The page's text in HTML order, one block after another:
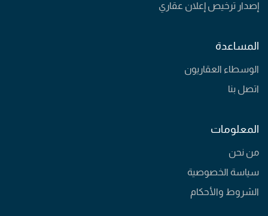
إصدار ترخيص إعلان عقاري
المساعدة
الوسطاء العقاريون
اتصل بنا
المعلومات
من نحن
سياسة الخصوصية
الشروط والأحكام